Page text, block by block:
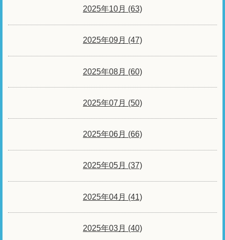
2025年10月 (63)
2025年09月 (47)
2025年08月 (60)
2025年07月 (50)
2025年06月 (66)
2025年05月 (37)
2025年04月 (41)
2025年03月 (40)